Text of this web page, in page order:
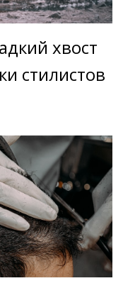
хвост
стилистов